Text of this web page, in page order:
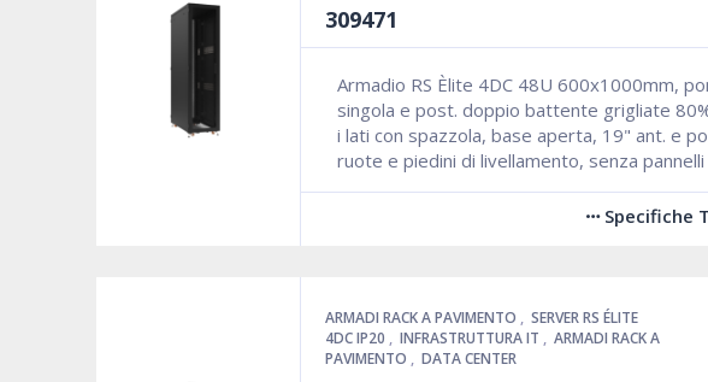
309471
Armadio RS Èlite 4DC 48U 600x1000mm,
singola e post. doppio battente grigliate
i lati con spazzola, base aperta, 19" ant. e
ruote e piedini di livellamento, senza
Specifiche
ARMADI RACK A PAVIMENTO ,SERVER RS ÉLITE
4DC IP20 ,INFRASTRUTTURA IT ,ARMADI RACK A
PAVIMENTO ,DATA CENTER